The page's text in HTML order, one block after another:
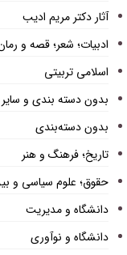
آثار دکتر مریم ادیب
ادبیات؛ شعر؛ قصه و
اسلامی تربیتی
بدون دسته بندی و سایر
بدون دسته‌بندی
تاریخ؛ فرهنگ و هنر
حقوق؛ علوم سیاسی و
دانشگاه و مدیریت
دانشگاه و نوآوری